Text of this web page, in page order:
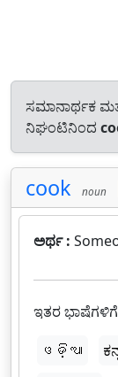
ಸಮಾನಾರ್ಥಕ
ನಿಘಂಟಿನಿಂದ
cook noun
ಅರ್ಥ :
ಇತರ
ଓଡ଼ିଆ